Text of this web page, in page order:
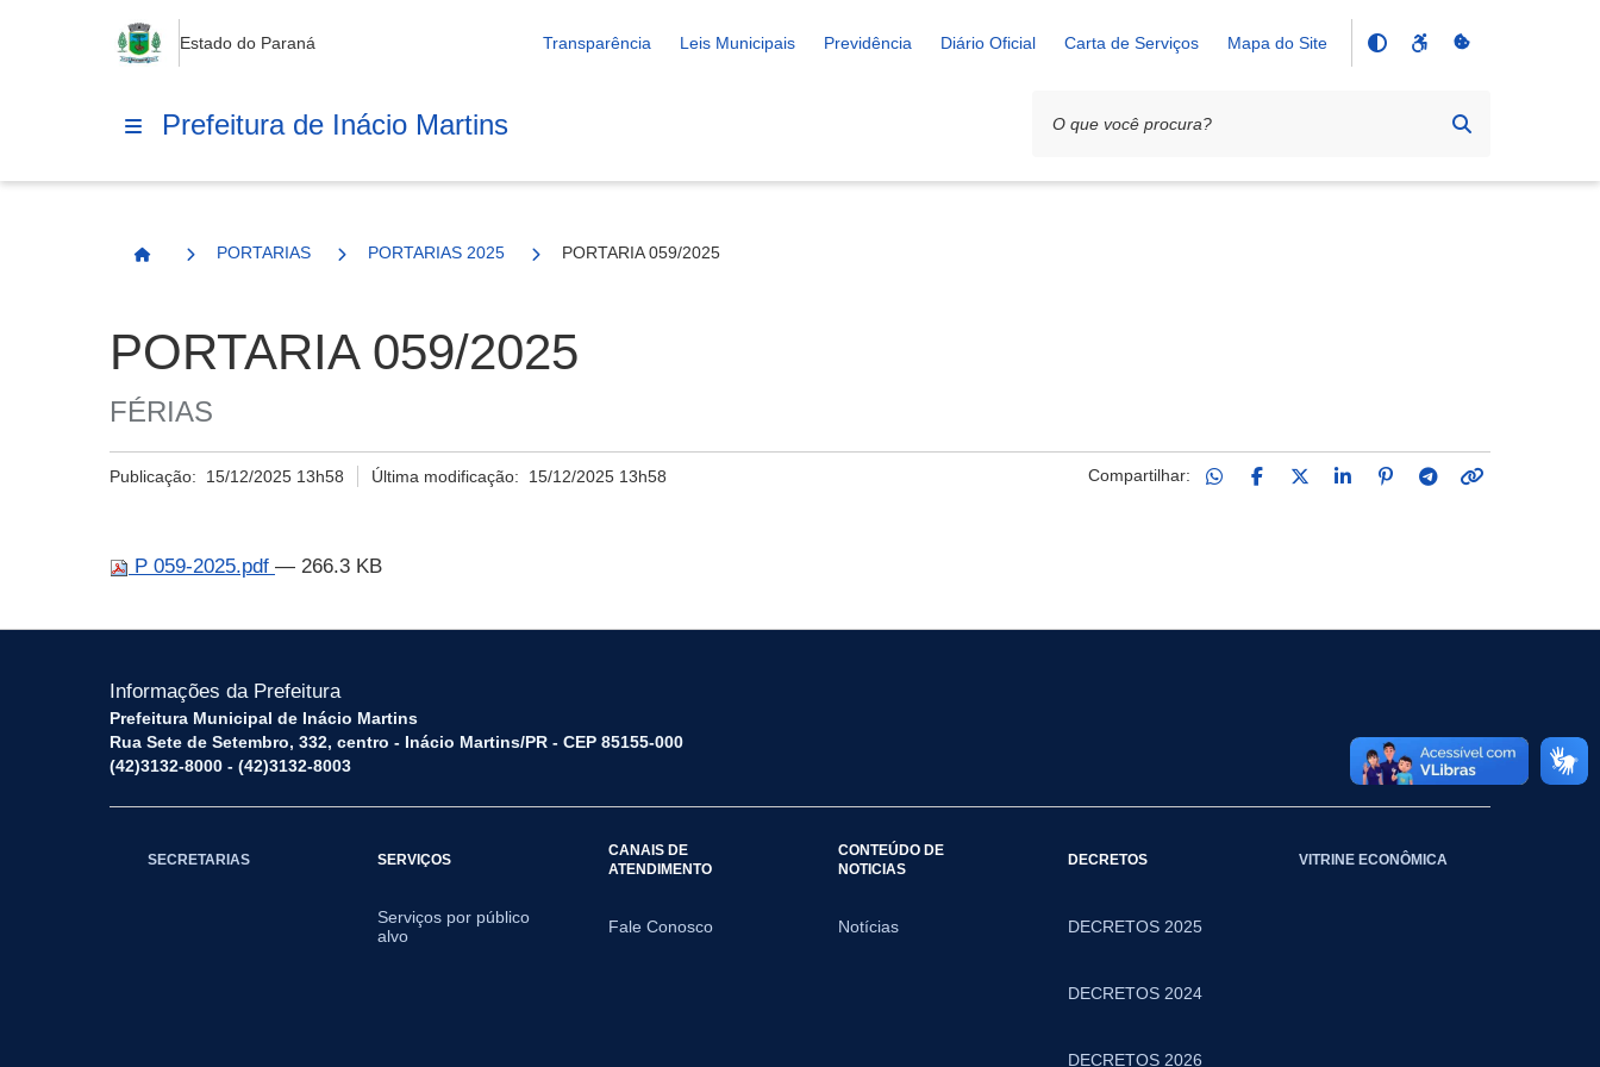
Estado do Paraná Transparência Leis Municipais Previdência Diário Oficial Carta de Serviços Mapa do Site
Prefeitura de Inácio Martins
Página Inicial
PORTARIAS PORTARIAS 2025 PORTARIA 059/2025
PORTARIA 059/2025
FÉRIAS
Publicação: 15/12/2025 13h58 Última modificação: 15/12/2025 13h58 Compartilhar:
P 059-2025.pdf — 266.3 KB
Informações da Prefeitura
Prefeitura Municipal de Inácio Martins
Rua Sete de Setembro, 332, centro - Inácio Martins/PR - CEP 85155-000
(42)3132-8000 - (42)3132-8003
SECRETARIAS SERVIÇOS
Serviços por público
alvo
CANAIS DE
ATENDIMENTO
Fale Conosco
CONTEÚDO DE
NOTICIAS
Notícias
DECRETOS
DECRETOS 2025
DECRETOS 2024
DECRETOS 2026
VITRINE ECONÔMICA